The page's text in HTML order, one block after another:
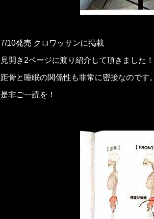
7/10発売 クロワッサンに掲載
見開き2ページに渡り紹介して頂きました！
距骨と睡眠の関係性も非常に密接なのです。
是非ご一読を！